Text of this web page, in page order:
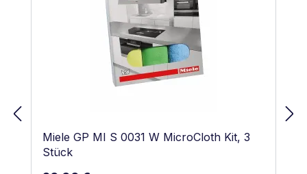
Miele GP MI S 0031 W MicroCloth Kit, 3
Stück